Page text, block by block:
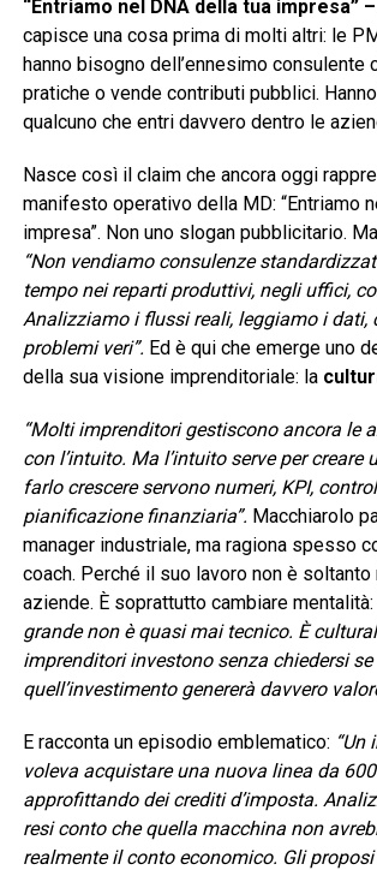
“Entriamo nel DNA della tua impresa” –
capisce una cosa prima di molti altri: le
hanno bisogno dell’ennesimo consulente
pratiche o vende contributi pubblici.
qualcuno che entri davvero dentro le
Nasce così il claim che ancora oggi
manifesto operativo della MD: “Entriamo
impresa”. Non uno slogan pubblicitario.
“Non vendiamo consulenze
tempo nei reparti produttivi, negli uffici,
Analizziamo i flussi reali, leggiamo i dati,
problemi veri”. Ed è qui che emerge uno
della sua visione imprenditoriale: la
“Molti imprenditori gestiscono ancora le
con l’intuito. Ma l’intuito serve per creare
farlo crescere servono numeri, KPI,
pianificazione finanziaria”. Macchiarolo
manager industriale, ma ragiona spesso
coach. Perché il suo lavoro non è
aziende. È soprattutto cambiare mentalità:
grande non è quasi mai tecnico. È
imprenditori investono senza chiedersi se
quell’investimento genererà davvero
E racconta un episodio emblematico: “Un
voleva acquistare una nuova linea da
approfittando dei crediti d’imposta.
resi conto che quella macchina non
realmente il conto economico. Gli